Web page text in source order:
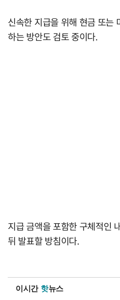
신속한 지급을 위해 현금 또는
하는 방안도 검토 중이다.
지급 금액을 포함한 구체적인
뒤 발표할 방침이다.
이시간 핫뉴스